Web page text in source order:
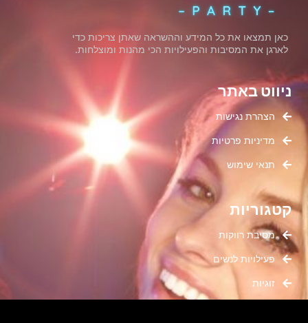
כאן תמצאו את כל המידע וההשראה שאתן צריכות כדי
לארגן את המסיבות והפעילויות הכי מהנות ומוצלחות.
ניווט באתר
הצהרת נגישות
מדיניות פרטיות
תנאי שימוש
קטגוריות
מסיבת רווקות
פעילויות לנשים
זוגיות